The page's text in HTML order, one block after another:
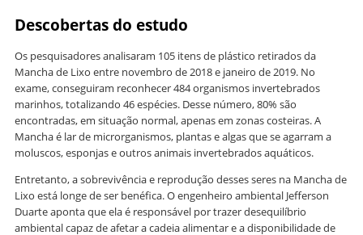
Descobertas do estudo
Os pesquisadores analisaram 105 itens de plástico retirados da
Mancha de Lixo entre novembro de 2018 e janeiro de 2019. No
exame, conseguiram reconhecer 484 organismos invertebrados
marinhos, totalizando 46 espécies. Desse número, 80% são
encontradas, em situação normal, apenas em zonas costeiras. A
Mancha é lar de microrganismos, plantas e algas que se agarram a
moluscos, esponjas e outros animais invertebrados aquáticos.
Entretanto, a sobrevivência e reprodução desses seres na Mancha de
Lixo está longe de ser benéfica. O engenheiro ambiental Jefferson
Duarte aponta que ela é responsável por trazer desequilíbrio
ambiental capaz de afetar a cadeia alimentar e a disponibilidade de